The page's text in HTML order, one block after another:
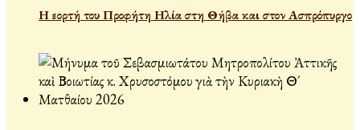
Η εορτή του Προφήτη Ηλία στη Θήβα και στον Ασπρόπυργο